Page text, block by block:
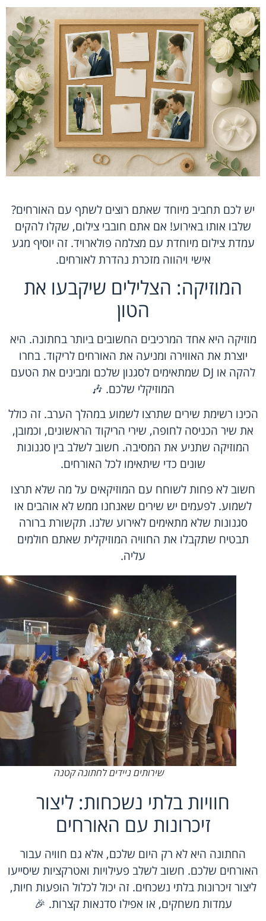
יש לכם תחביב מיוחד שאתם רוצים לשתף עם האורחים?
שלבו אותו באירוע! אם אתם חובבי צילום, שקלו להקים
עמדת צילום מיוחדת עם מצלמה פולארויד. זה יוסיף מגע
אישי ויהווה מזכרת נהדרת לאורחים.
המוזיקה: הצלילים שיקבעו את
הטון
מוזיקה היא אחד המרכיבים החשובים ביותר בחתונה. היא
יוצרת את האווירה ומניעה את האורחים לריקוד. בחרו
להקה או DJ שמתאימים לסגנון שלכם ומבינים את הטעם
המוזיקלי שלכם. 🎶
הכינו רשימת שירים שתרצו לשמוע במהלך הערב. זה כולל
את שיר הכניסה לחופה, שירי הריקוד הראשונים, וכמובן,
המוזיקה שתניע את המסיבה. חשוב לשלב בין סגנונות
שונים כדי שיתאימו לכל האורחים.
חשוב לא פחות לשוחח עם המוזיקאים על מה שלא תרצו
לשמוע. לפעמים יש שירים שאנחנו ממש לא אוהבים או
סגנונות שלא מתאימים לאירוע שלנו. תקשורת ברורה
תבטיח שתקבלו את החוויה המוזיקלית שאתם חולמים
עליה.
שירותים ניידים לחתונה קטנה
חוויות בלתי נשכחות: ליצור
זיכרונות עם האורחים
החתונה היא לא רק היום שלכם, אלא גם חוויה עבור
האורחים שלכם. חשוב לשלב פעילויות ואטרקציות שיסייעו
ליצור זיכרונות בלתי נשכחים. זה יכול לכלול הופעות חיות,
עמדות משחקים, או אפילו סדנאות קצרות. 🎉